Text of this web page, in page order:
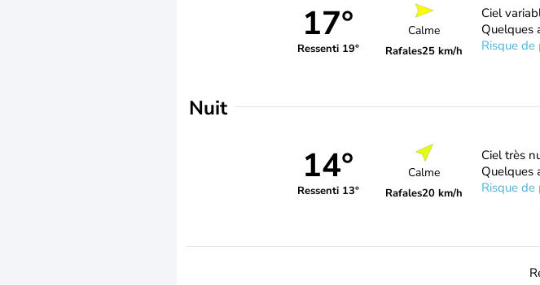
17°
Ressenti 19°
Calme
Rafales25 km/h
Ciel
Quelques
Risque de
Nuit
14°
Ressenti 13°
Calme
Rafales20 km/h
Ciel très
Quelques
Risque de